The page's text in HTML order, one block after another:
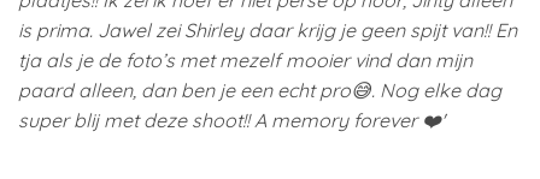
is prima. Jawel zei Shirley daar krijg je geen spijt van!! En
tja als je de foto’s met mezelf mooier vind dan mijn
paard alleen, dan ben je een echt pro😅. Nog elke dag
super blij met deze shoot!! A memory forever ❤️'